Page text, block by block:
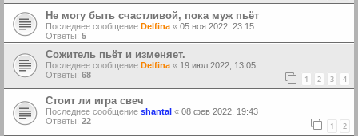
Не могу быть счастливой, пока муж пьёт
Последнее сообщение Delfina « 05 ноя 2022, 23:15
Ответы: 5
Сожитель пьёт и изменяет.
Последнее сообщение Delfina « 19 июл 2022, 13:05
Ответы: 68 1 2 3 4
Стоит ли игра свеч
Последнее сообщение shantal « 08 фев 2022, 19:43
Ответы: 22 1 2